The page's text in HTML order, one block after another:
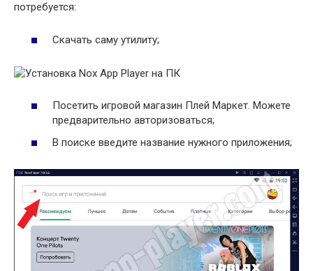
потребуется:
Скачать саму утилиту;
Посетить игровой магазин Плей Маркет. Можете
предварительно авторизоваться;
В поиске введите название нужного приложения;